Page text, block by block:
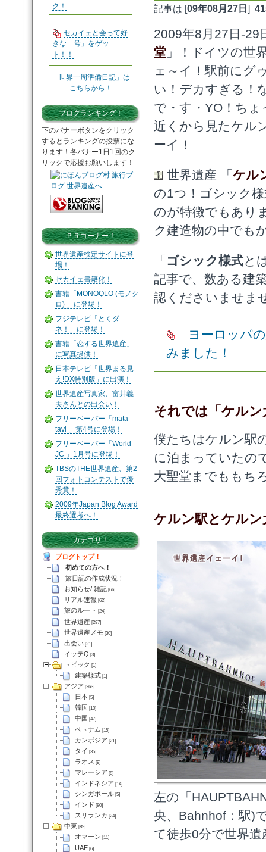
ク！
セカイェと会って好
きな「号」をゲッ
ト！！
「世界一周準備日記」は
こちらから！
ブログランキング！
下のバナーボタンをクリック
するとランキングの投票にな
ります！各バナー1日1回のク
リックで応援お願いします！
ＰＲコーナー！
世界遺産検定サイトに登
場！
セカイェ書籍化！
書籍「MONOQLO (モノク
ロ) 」に登場！
フジテレビ「とくダ
ネ！」に登場！
書籍「恋する世界遺産」
に写真提供！
日本テレビ「世界まる見
え!DX特別版」に出演！
世界遺産写真家、富井義
夫さんとの出会い！
フリーペーパー「mata-
tavi 」第4号に登場！
フリーペーパー「World
JC 」1月号に登場！
TBSのTHE世界遺産、第2
回フォトコンテストで優
秀賞！
2009年Japan Blog Award
最終選考へ！
カテゴリ！
ブログトップ！
初めての方へ！
旅日記の作成状況！
お知らせ/ 雑記 [66]
リアル速報 [62]
旅のルート [24]
世界遺産 [297]
世界遺産メモ [30]
出会い [21]
イッテQ [3]
トピック [1]
建築様式 [1]
アジア [263]
日本 [5]
韓国 [10]
中国 [47]
ベトナム [15]
カンボジア [21]
タイ [35]
ラオス [9]
マレーシア [8]
インドネシア [14]
シンガポール [5]
インド [80]
スリランカ [24]
中東 [89]
オマーン [11]
UAE [6]
記事は [09年08月27日 ]
2009年8月27日-29
堂 」！ドイツの世
ェ～イ！駅前にグ
い！デカすぎる！
で・す・YO！ち
近くから見たケル
ーイ！
世界遺産 「 ケル
の1つ！ゴシック
のが特徴でもあり
ク建造物の中でも
「 ゴシック様式と
記事で、数ある建
認くださいませま
ヨーロッパ
みました！
それでは「ケル
僕たちはケルン駅
に泊まっていたの
大聖堂までももち
ケルン駅とケル
左の「
央、Bahnhof：駅)
て徒歩0分で世界